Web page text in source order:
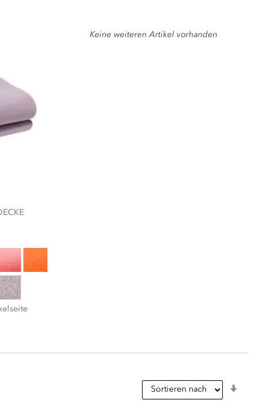
Keine weiteren Artikel vorhanden